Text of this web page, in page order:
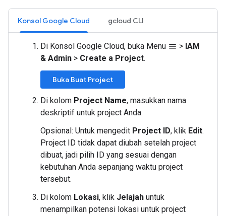
Konsol Google Cloud gcloud CLI
Di Konsol Google Cloud, buka Menu menu > IAM
& Admin > Create a Project.
Buka Buat Project
Di kolom Project Name, masukkan nama
deskriptif untuk project Anda.
Opsional: Untuk mengedit Project ID, klik Edit.
Project ID tidak dapat diubah setelah project
dibuat, jadi pilih ID yang sesuai dengan
kebutuhan Anda sepanjang waktu project
tersebut.
Di kolom Lokasi, klik Jelajah untuk
menampilkan potensi lokasi untuk project